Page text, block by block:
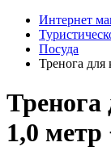
Интернет
Посуда
Тренога для
1,0